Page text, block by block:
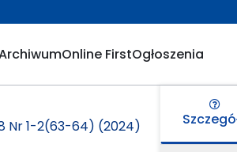
Online FirstOgłoszenia
Nr 1-2(63-64) (2024)